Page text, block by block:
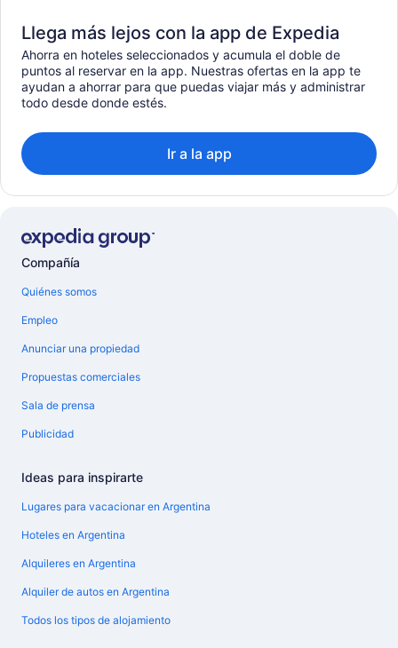
Llega más lejos con la app de Expedia
Ahorra en hoteles seleccionados y acumula el doble de
puntos al reservar en la app. Nuestras ofertas en la app te
ayudan a ahorrar para que puedas viajar más y administrar
todo desde donde estés.
Ir a la app
Compañía
Quiénes somos
Empleo
Anunciar una propiedad
Propuestas comerciales
Sala de prensa
Publicidad
Ideas para inspirarte
Lugares para vacacionar en Argentina
Hoteles en Argentina
Alquileres en Argentina
Alquiler de autos en Argentina
Todos los tipos de alojamiento